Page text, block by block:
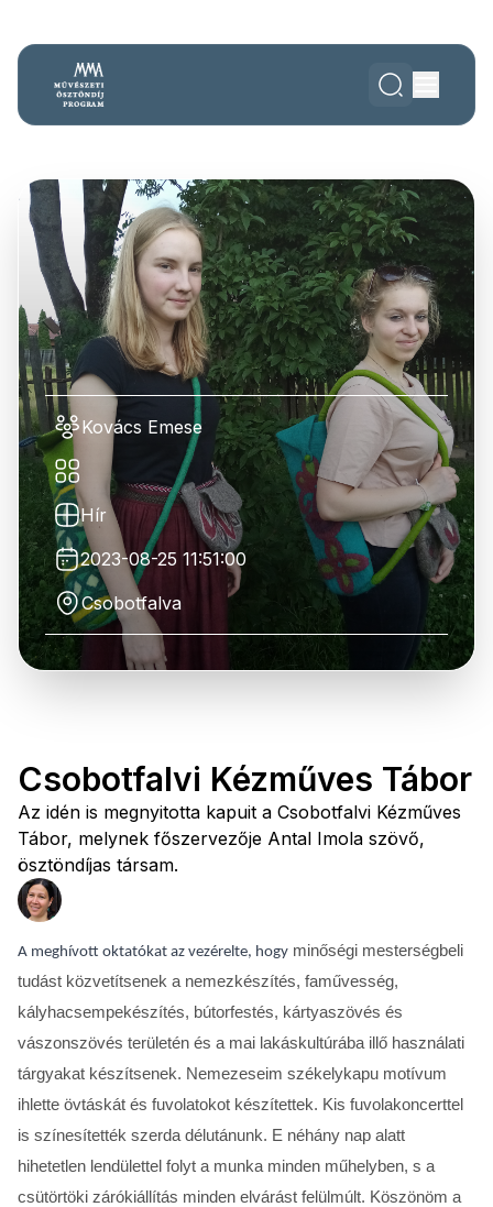
Kovács Emese
Hír
2023-08-25 11:51:00
Csobotfalva
Csobotfalvi Kézműves Tábor
Az idén is megnyitotta kapuit a Csobotfalvi Kézműves
Tábor, melynek főszervezője Antal Imola szövő,
ösztöndíjas társam.
A meghívott oktatókat az vezérelte, hogy minőségi mesterségbeli
tudást közvetítsenek a nemezkészítés, faművesség,
kályhacsempekészítés, bútorfestés, kártyaszövés és
vászonszövés területén és a mai lakáskultúrába illő használati
tárgyakat készítsenek. Nemezeseim székelykapu motívum
ihlette övtáskát és fuvolatokot készítettek. Kis fuvolakoncerttel
is színesítették szerda délutánunk. E néhány nap alatt
hihetetlen lendülettel folyt a munka minden műhelyben, s a
csütörtöki zárókiállítás minden elvárást felülmúlt. Köszönöm a